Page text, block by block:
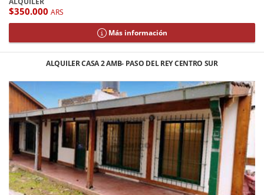
$350.000 ARS
Más información
ALQUILER CASA 2 AMB- PASO DEL REY CENTRO SUR